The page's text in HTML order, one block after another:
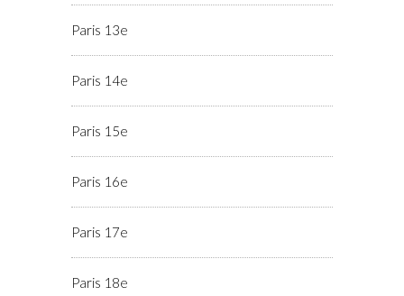
Paris 13e
Paris 14e
Paris 15e
Paris 16e
Paris 17e
Paris 18e